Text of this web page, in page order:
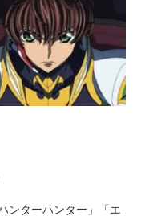
ンターハンター」「エ